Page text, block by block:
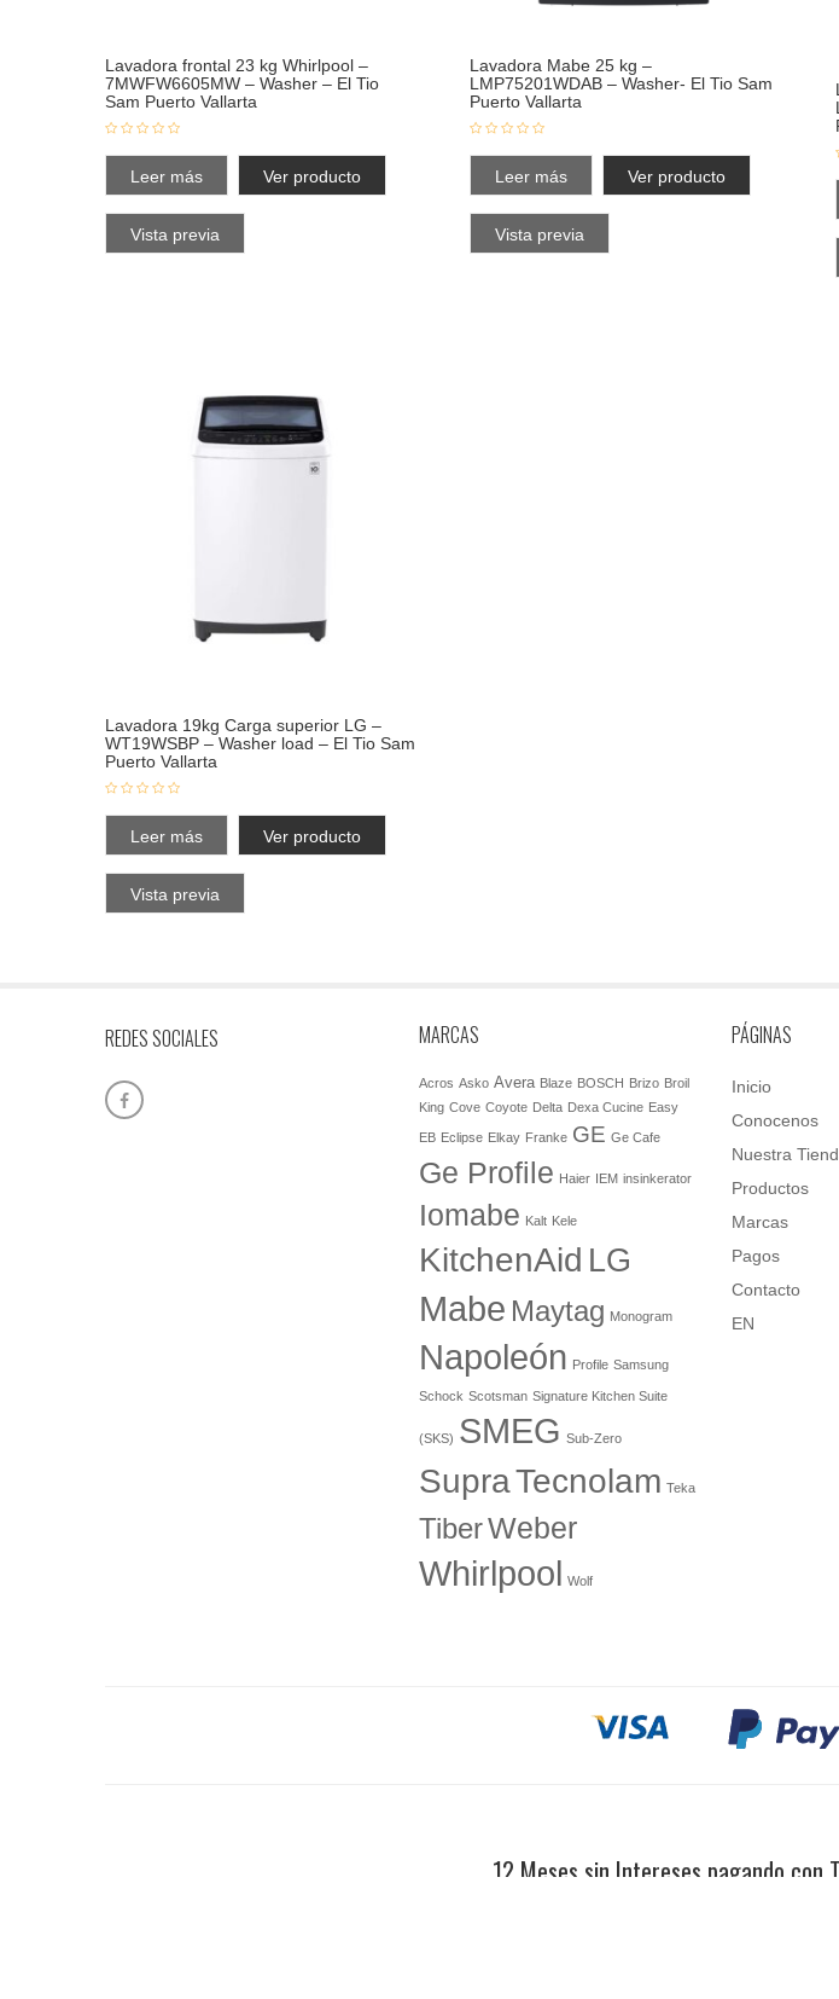
Lavadora frontal 23 kg Whirlpool –
7MWFW6605MW – Washer – El Tio
Sam Puerto Vallarta
Leer más Ver producto
Vista previa
Lavadora Mabe 25 kg –
LMP75201WDAB – Washer- El Tio Sam
Puerto Vallarta
Leer más Ver producto
Vista previa
Lavadora 19kg Carga superior LG –
WT19WSBP – Washer load – El Tio Sam
Puerto Vallarta
Leer más Ver producto
Vista previa
REDES SOCIALES MARCAS
Acros Asko Avera Blaze BOSCH Brizo Broil
King Cove Coyote Delta Dexa Cucine Easy
EB Eclipse Elkay Franke GE Ge Cafe
Ge Profile Haier IEM insinkerator
Iomabe Kalt Kele
KitchenAid LG
Mabe Maytag Monogram
Napoleón Profile Samsung
Schock Scotsman Signature Kitchen Suite
(SKS) SMEG Sub-Zero
SupraTecnolam Teka
TiberWeber
Whirlpool Wolf
PÁGINAS
Inicio
Conocenos
Nuestra
Productos
Marcas
Pagos
Contacto
EN
12 Meses sin Intereses pagando